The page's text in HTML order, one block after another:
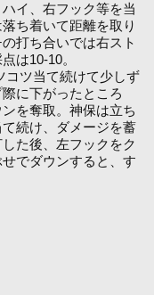
イ、右フック等を当
ち着いて距離を取り
打ち合いでは右スト
は10-10。
ツ当て続けて少しず
に下がったところ
を奪取。神保は立ち
続け、ダメージを蓄
た後、左フックをク
でダウンすると、す